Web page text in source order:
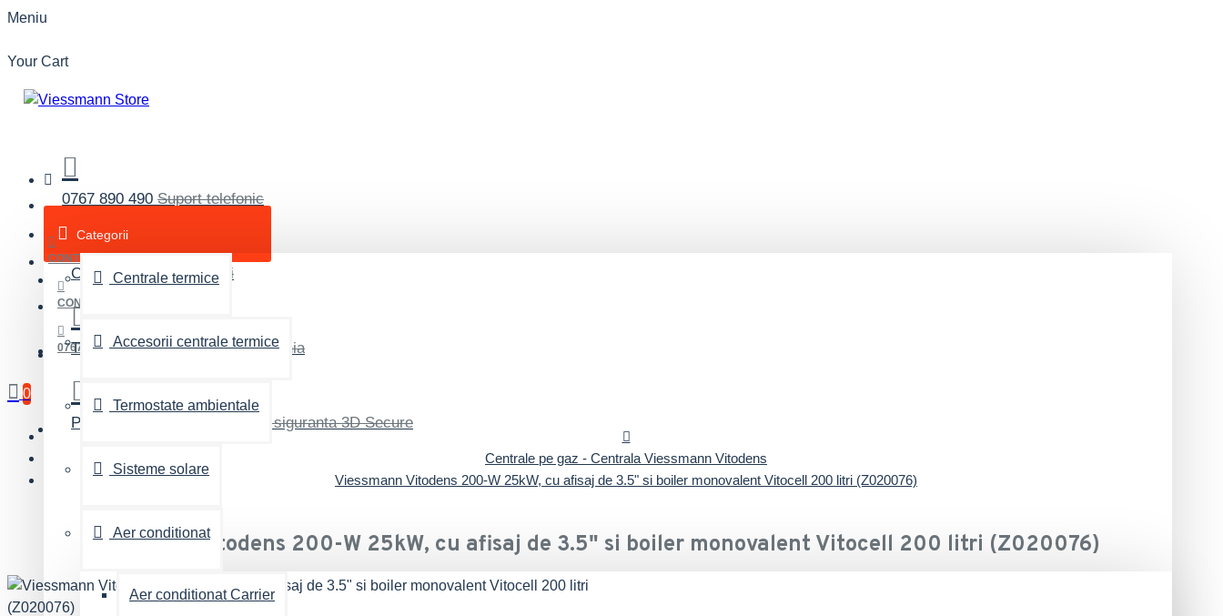
Meniu
Your Cart
0767 890 490 Suport telefonic
Contactpentru informatii
Transport rapidoriunde in Romania
Plateste cu cardul si in rate in siguranta 3D Secure
Categorii
Centrale termice
Accesorii centrale termice
Termostate ambientale
Sisteme solare
Aer conditionat
Aer conditionat Carrier
CONTUL MEU
CONT NOU
0767 890 490
0
Centrale pe gaz - Centrala Viessmann Vitodens
Viessmann Vitodens 200-W 25kW, cu afisaj de 3.5" si boiler monovalent Vitocell 200 litri (Z020076)
Viessmann Vitodens 200-W 25kW, cu afisaj de 3.5" si boiler monovalent Vitocell 200 litri (Z020076)